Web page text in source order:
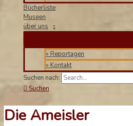
Bücherliste
Museen
über uns
» Reportagen
» Kontakt
Suchen nach:
Suchen
Die Ameisler